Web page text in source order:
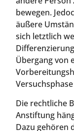
bewegen.
äußere
sich letztlich
Übergang von
Die rechtliche
Anstiftung
Dazu gehören